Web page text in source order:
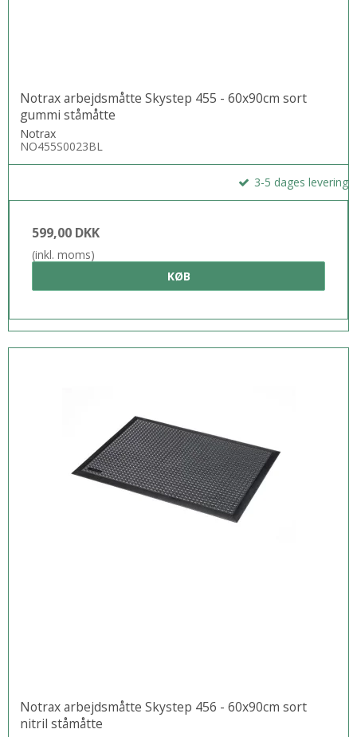
Notrax arbejdsmåtte Skystep 455 - 60x90cm sort
gummi ståmåtte
Notrax
NO455S0023BL
3-5 dages levering
599,00 DKK
(inkl. moms)
KØB
Notrax arbejdsmåtte Skystep 456 - 60x90cm sort
nitril ståmåtte